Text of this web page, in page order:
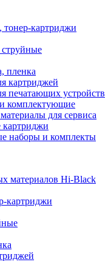
картриджи
пленка
картриджей
печатающих устройств
комплектующие
для сервиса
наборы и комплекты
материалов Hi-Black
картриджи